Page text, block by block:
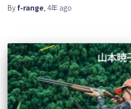
By f-range, 4年 ago